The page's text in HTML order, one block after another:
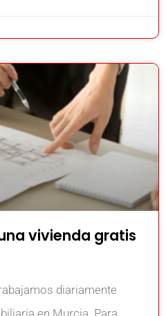
vivienda gratis
diariamente
en Murcia. Para